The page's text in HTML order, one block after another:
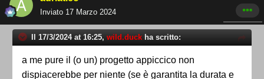
Inviato 17 Marzo 2024
Il 17/3/2024 at 16:25, wild.duck ha scritto:
a me pure il (o un) progetto appiccico non
dispiacerebbe per niente (se è garantita la durata e